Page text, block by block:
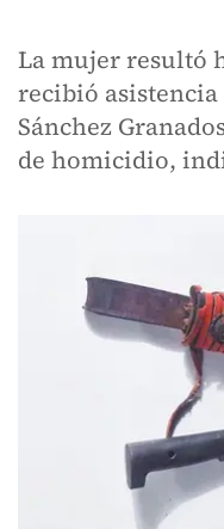
La mujer resultó
recibió asistencia
Sánchez
de homicidio,